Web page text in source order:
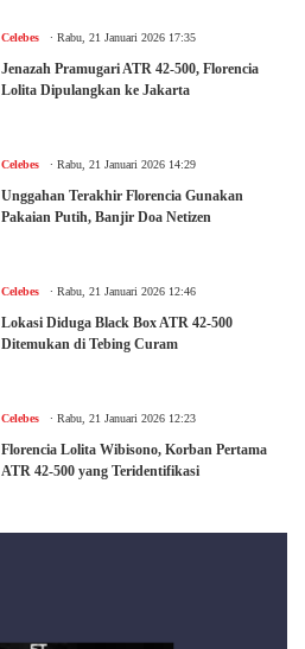
Celebes Rabu, 21 Januari 2026 17:35
Jenazah Pramugari ATR 42-500, Florencia
Lolita Dipulangkan ke Jakarta
Celebes Rabu, 21 Januari 2026 14:29
Unggahan Terakhir Florencia Gunakan
Pakaian Putih, Banjir Doa Netizen
Celebes Rabu, 21 Januari 2026 12:46
Lokasi Diduga Black Box ATR 42-500
Ditemukan di Tebing Curam
Celebes Rabu, 21 Januari 2026 12:23
Florencia Lolita Wibisono, Korban Pertama
ATR 42-500 yang Teridentifikasi